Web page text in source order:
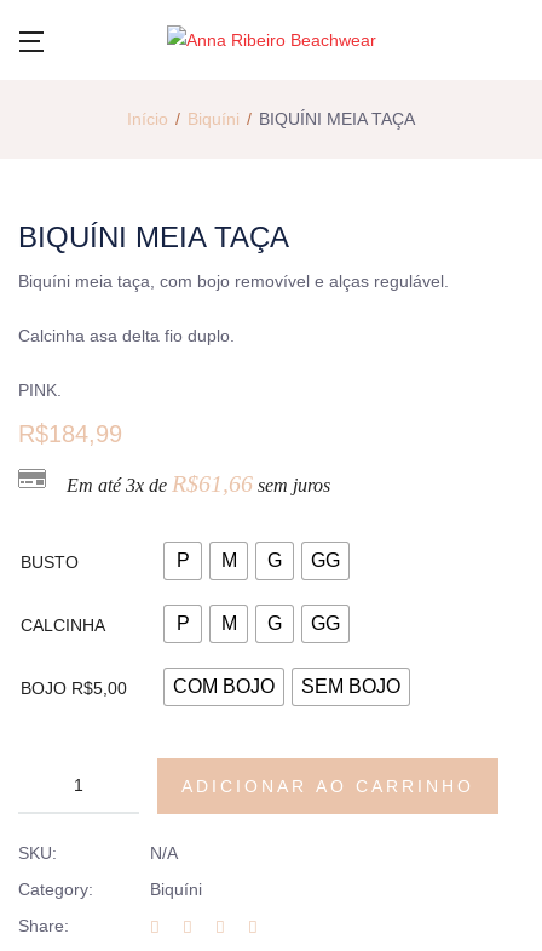
Início Biquíni BIQUÍNI MEIA TAÇA
BIQUÍNI MEIA TAÇA
Biquíni meia taça, com bojo removível e alças regulável.
Calcinha asa delta fio duplo.
PINK.
R$184,99
Em até 3x de R$61,66 sem juros
BUSTO P M G GG
CALCINHA P M G GG
BOJO R$5,00 COM BOJO SEM BOJO
ADICIONAR AO CARRINHO
SKU:
N/A
Category:
Biquíni
Share: